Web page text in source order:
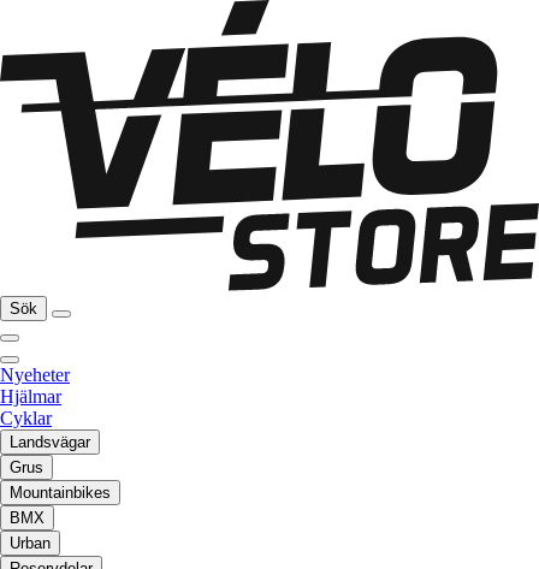
Sök
Nyeheter
Hjälmar
Cyklar
Landsvägar
Grus
Mountainbikes
BMX
Urban